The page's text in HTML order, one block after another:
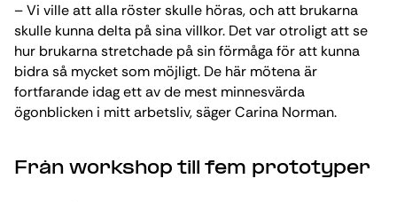
– Vi ville att alla röster skulle höras, och att brukarna
skulle kunna delta på sina villkor. Det var otroligt att se
hur brukarna stretchade på sin förmåga för att kunna
bidra så mycket som möjligt. De här mötena är
fortfarande idag ett av de mest minnesvärda
ögonblicken i mitt arbetsliv, säger Carina Norman.
Från workshop till fem prototyper